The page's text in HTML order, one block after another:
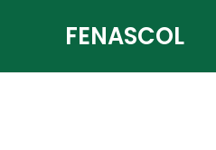
FENASCOL